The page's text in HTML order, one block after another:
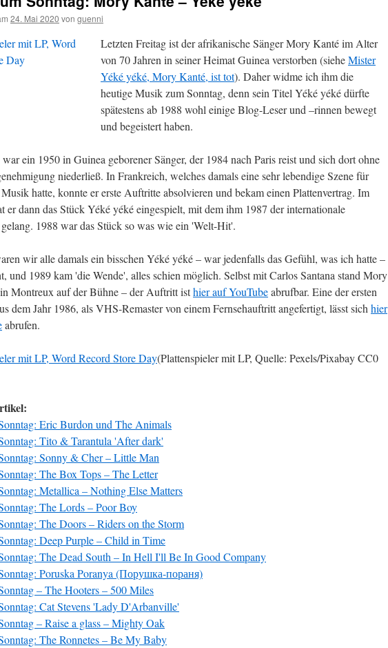
24. Mai 2020 von guenni
Letzten Freitag ist der afrikanische Sänger Mory Kanté im Alter
von 70 Jahren in seiner Heimat Guinea verstorben (sieheMister
Yéké yéké, Mory Kanté, ist tot). Daher widme ich ihm die
heutige Musik zum Sonntag, denn sein Titel Yéké yéké dürfte
spätestens ab 1988 wohl einige Blog-Leser und –rinnen bewegt
und begeistert haben.
war ein 1950 in Guinea geborener Sänger, der 1984 nach Paris reist und sich dort ohne
niederließ. In Frankreich, welches damals eine sehr lebendige Szene für
hatte, konnte er erste Auftritte absolvieren und bekam einen Plattenvertrag. Im
er dann das Stück Yéké yéké eingespielt, mit dem ihm 1987 der internationale
1988 war das Stück so was wie ein 'Welt-Hit'.
wir alle damals ein bisschen Yéké yéké – war jedenfalls das Gefühl, was ich hatte –
und 1989 kam 'die Wende', alles schien möglich. Selbst mit Carlos Santana stand Mory
Montreux auf der Bühne – der Auftritt isthier auf YouTubeabrufbar. Eine der ersten
dem Jahr 1986, als VHS-Remaster von einem Fernsehauftritt angefertigt, lässt sich hier
abrufen.
(Plattenspieler mit LP, Quelle: Pexels/Pixabay CC0
Eric Burdon und The Animals
Tito & Tarantula 'After dark'
Sonny & Cher – Little Man
The Box Tops – The Letter
Metallica – Nothing Else Matters
The Lords – Poor Boy
The Doors – Riders on the Storm
Deep Purple – Child in Time
The Dead South – In Hell I'll Be In Good Company
Poruska Poranya (Порушка-пораня)
– The Hooters – 500 Miles
Cat Stevens 'Lady D'Arbanville'
– Raise a glass – Mighty Oak
The Ronnetes – Be My Baby